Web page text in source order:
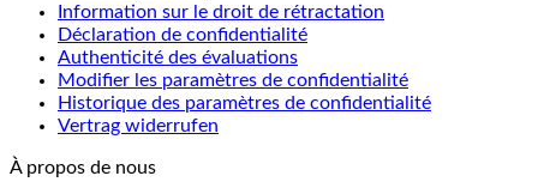
Information sur le droit de rétractation
Déclaration de confidentialité
Authenticité des évaluations
Modifier les paramètres de confidentialité
Historique des paramètres de confidentialité
Vertrag widerrufen
À propos de nous